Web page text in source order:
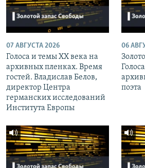
07 АВГУСТА 2026
Голоса и темы XX века на
архивных пленках. Время
гостей. Владислав Белов,
директор Центра
германских исследований
Института Европы
06
поэта